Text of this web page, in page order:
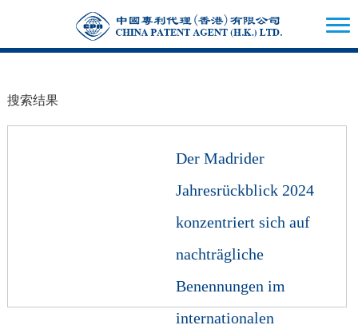
搜索结果
Der Madrider
Jahresrückblick 2024
konzentriert sich auf
nachträgliche
Benennungen im
internationalen